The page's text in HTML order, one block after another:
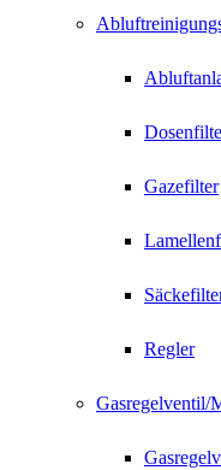
Gazefilter
Regler
Gasregelventil/